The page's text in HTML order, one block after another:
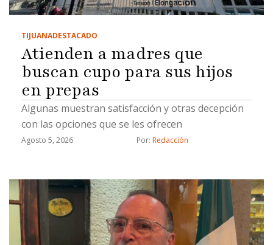
TIJUANADESTACADO
Atienden a madres que
buscan cupo para sus hijos
en prepas
Algunas muestran satisfacción y otras decepción
con las opciones que se les ofrecen
Agosto 5, 2026 Por: Redacción